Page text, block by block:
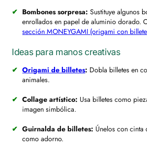
Bombones sorpresa: Sustituye algunos
enrollados en papel de aluminio dorado.
sección MONEYGAMI (origami con
Ideas para manos creativas
Origami de billetes: Dobla billetes en
animales.
Collage artístico: Usa billetes como
imagen simbólica.
Guirnalda de billetes: Únelos con cinta
como adorno.